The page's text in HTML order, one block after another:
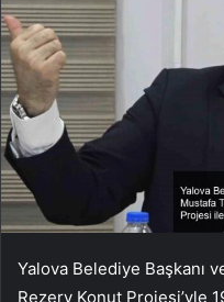
Yalova Belediye Başkanı
Rezerv Konut Projesi’yle